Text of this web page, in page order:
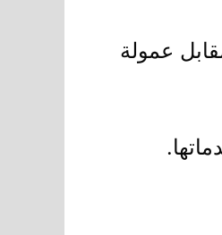
عمولة